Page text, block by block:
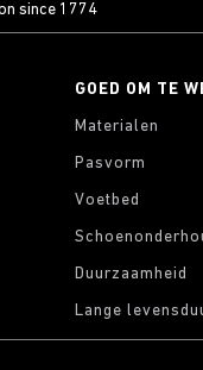
since 1774
GOED OM TE
Materialen
Pasvorm
Voetbed
Duurzaamheid
Lange